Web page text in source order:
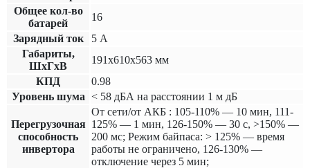
Общее кол-во
батарей
16
Зарядный ток
5 А
Габариты,
ШхГхВ
191х610х563 мм
КПД
0.98
Уровень шума
< 58 дБА на расстоянии 1 м дБ
Перегрузочная
способность
инвертора
От сети/от АКБ : 105-110% — 10 мин, 111-
125% — 1 мин, 126-150% — 30 с, >150% —
200 мс; Режим байпаса: > 125% — время
работы не ограничено, 126-130% —
отключение через 5 мин;